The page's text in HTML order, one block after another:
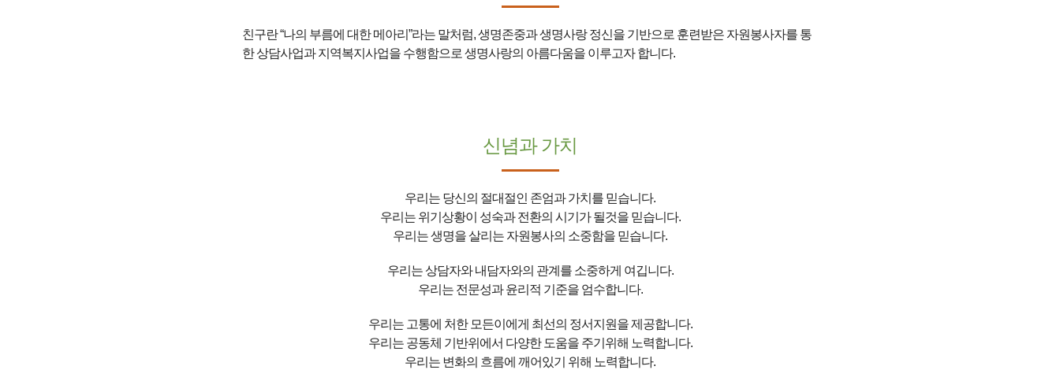
친구란 “나의 부름에 대한 메아리”라는 말처럼, 생명존중과 생명사랑 정신을 기반으로 훈련받은 자원봉사자를 통
한 상담사업과 지역복지사업을 수행함으로 생명사랑의 아름다움을 이루고자 합니다.
신념과 가치
우리는 당신의 절대절인 존엄과 가치를 믿습니다.
우리는 위기상황이 성숙과 전환의 시기가 될것을 믿습니다.
우리는 생명을 살리는 자원봉사의 소중함을 믿습니다.
우리는 상담자와 내담자와의 관계를 소중하게 여깁니다.
우리는 전문성과 윤리적 기준을 엄수합니다.
우리는 고통에 처한 모든이에게 최선의 정서지원을 제공합니다.
우리는 공동체 기반위에서 다양한 도움을 주기위해 노력합니다.
우리는 변화의 흐름에 깨어있기 위해 노력합니다.